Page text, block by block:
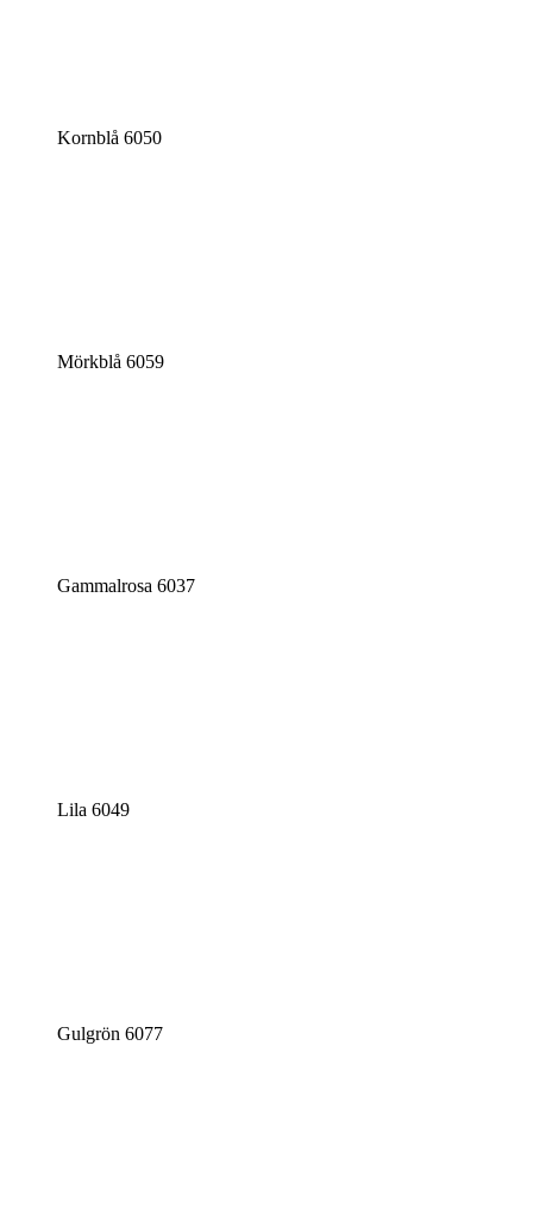
Kornblå 6050
Mörkblå 6059
Gammalrosa 6037
Lila 6049
Gulgrön 6077